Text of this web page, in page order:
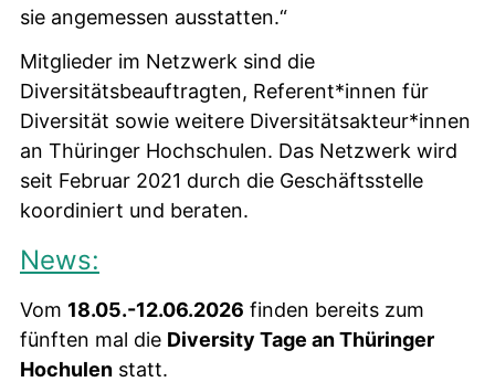
sie angemessen ausstatten.“
Mitglieder im Netzwerk sind die
Diversitätsbeauftragten, Referent*innen für
Diversität sowie weitere Diversitätsakteur*innen
an Thüringer Hochschulen. Das Netzwerk wird
seit Februar 2021 durch die Geschäftsstelle
koordiniert und beraten.
News:
Vom 18.05.-12.06.2026 finden bereits zum
fünften mal die Diversity Tage an Thüringer
Hochulen statt.